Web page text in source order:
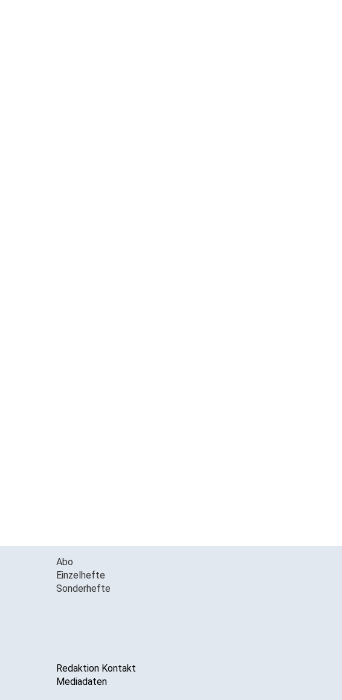
Abo
Einzelhefte
Sonderhefte
Redaktion Kontakt
Mediadaten